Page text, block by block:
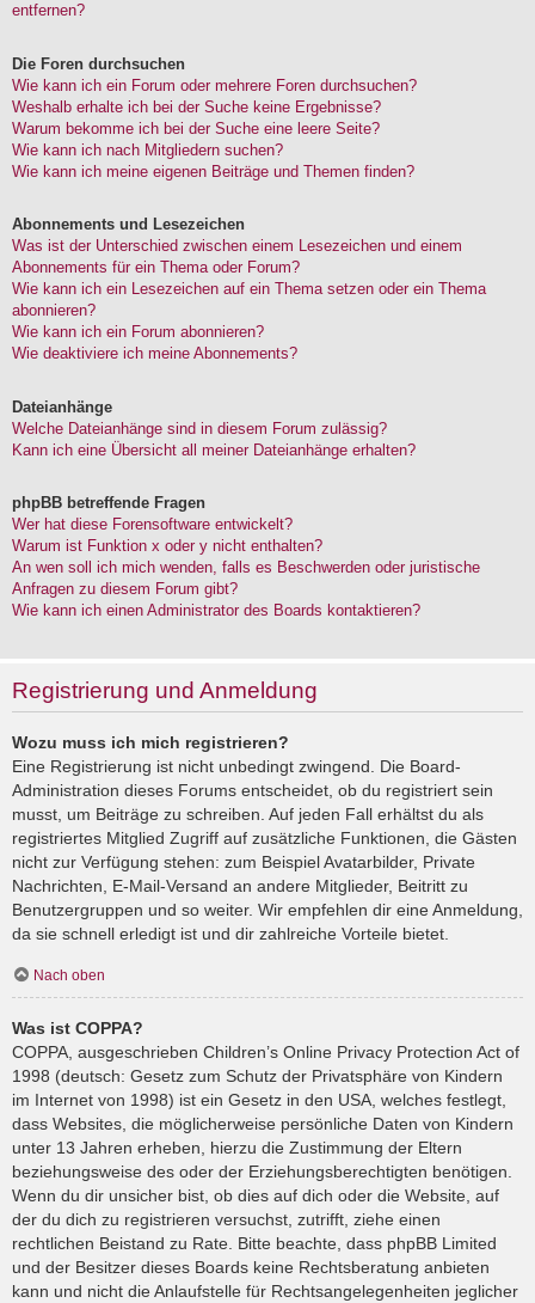
entfernen?
Die Foren durchsuchen
Wie kann ich ein Forum oder mehrere Foren durchsuchen?
Weshalb erhalte ich bei der Suche keine Ergebnisse?
Warum bekomme ich bei der Suche eine leere Seite?
Wie kann ich nach Mitgliedern suchen?
Wie kann ich meine eigenen Beiträge und Themen finden?
Abonnements und Lesezeichen
Was ist der Unterschied zwischen einem Lesezeichen und einem
Abonnements für ein Thema oder Forum?
Wie kann ich ein Lesezeichen auf ein Thema setzen oder ein Thema
abonnieren?
Wie kann ich ein Forum abonnieren?
Wie deaktiviere ich meine Abonnements?
Dateianhänge
Welche Dateianhänge sind in diesem Forum zulässig?
Kann ich eine Übersicht all meiner Dateianhänge erhalten?
phpBB betreffende Fragen
Wer hat diese Forensoftware entwickelt?
Warum ist Funktion x oder y nicht enthalten?
An wen soll ich mich wenden, falls es Beschwerden oder juristische
Anfragen zu diesem Forum gibt?
Wie kann ich einen Administrator des Boards kontaktieren?
Registrierung und Anmeldung
Wozu muss ich mich registrieren?
Eine Registrierung ist nicht unbedingt zwingend. Die Board-
Administration dieses Forums entscheidet, ob du registriert sein
musst, um Beiträge zu schreiben. Auf jeden Fall erhältst du als
registriertes Mitglied Zugriff auf zusätzliche Funktionen, die Gästen
nicht zur Verfügung stehen: zum Beispiel Avatarbilder, Private
Nachrichten, E-Mail-Versand an andere Mitglieder, Beitritt zu
Benutzergruppen und so weiter. Wir empfehlen dir eine Anmeldung,
da sie schnell erledigt ist und dir zahlreiche Vorteile bietet.
Nach oben
Was ist COPPA?
COPPA, ausgeschrieben Children’s Online Privacy Protection Act of
1998 (deutsch: Gesetz zum Schutz der Privatsphäre von Kindern
im Internet von 1998) ist ein Gesetz in den USA, welches festlegt,
dass Websites, die möglicherweise persönliche Daten von Kindern
unter 13 Jahren erheben, hierzu die Zustimmung der Eltern
beziehungsweise des oder der Erziehungsberechtigten benötigen.
Wenn du dir unsicher bist, ob dies auf dich oder die Website, auf
der du dich zu registrieren versuchst, zutrifft, ziehe einen
rechtlichen Beistand zu Rate. Bitte beachte, dass phpBB Limited
und der Besitzer dieses Boards keine Rechtsberatung anbieten
kann und nicht die Anlaufstelle für Rechtsangelegenheiten jeglicher